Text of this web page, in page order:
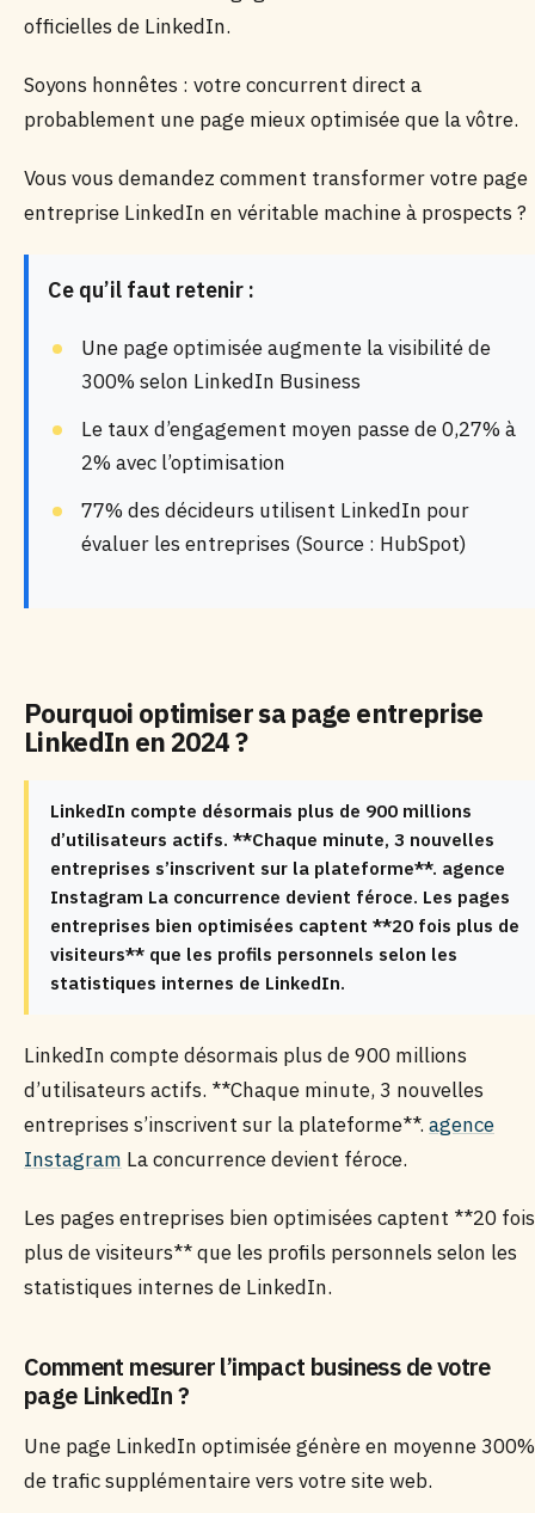
officielles de LinkedIn.
Soyons honnêtes : votre concurrent direct a
probablement une page mieux optimisée que la vôtre.
Vous vous demandez comment transformer votre page
entreprise LinkedIn en véritable machine à prospects ?
Ce qu’il faut retenir :
Une page optimisée augmente la visibilité de
300% selon LinkedIn Business
Le taux d’engagement moyen passe de 0,27% à
2% avec l’optimisation
77% des décideurs utilisent LinkedIn pour
évaluer les entreprises (Source : HubSpot)
Pourquoi optimiser sa page entreprise
LinkedIn en 2024 ?
LinkedIn compte désormais plus de 900 millions
d’utilisateurs actifs. **Chaque minute, 3 nouvelles
entreprises s’inscrivent sur la plateforme**. agence
Instagram La concurrence devient féroce. Les pages
entreprises bien optimisées captent **20 fois plus de
visiteurs** que les profils personnels selon les
statistiques internes de LinkedIn.
LinkedIn compte désormais plus de 900 millions
d’utilisateurs actifs. **Chaque minute, 3 nouvelles
entreprises s’inscrivent sur la plateforme**. agence
Instagram La concurrence devient féroce.
Les pages entreprises bien optimisées captent **20 fois
plus de visiteurs** que les profils personnels selon les
statistiques internes de LinkedIn.
Comment mesurer l’impact business de votre
page LinkedIn ?
Une page LinkedIn optimisée génère en moyenne 300%
de trafic supplémentaire vers votre site web.